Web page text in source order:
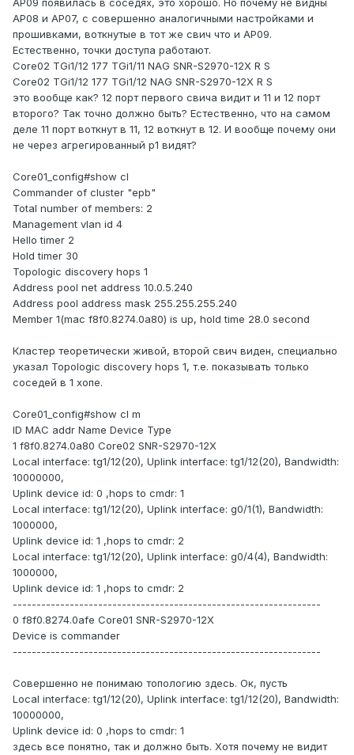
AP09 появилась в соседях, это хорошо. Но почему не видны
AP08 и AP07, с совершенно аналогичными настройками и
прошивками, воткнутые в тот же свич что и AP09.
Естественно, точки доступа работают.
Core02 TGi1/12 177 TGi1/11 NAG SNR-S2970-12X R S
Core02 TGi1/12 177 TGi1/12 NAG SNR-S2970-12X R S
это вообще как? 12 порт первого свича видит и 11 и 12 порт
второго? Так точно должно быть? Естественно, что на самом
деле 11 порт воткнут в 11, 12 воткнут в 12. И вообще почему они
не через агрегированный p1 видят?
Core01_config#show cl
Commander of cluster "epb"
Total number of members: 2
Management vlan id 4
Hello timer 2
Hold timer 30
Topologic discovery hops 1
Address pool net address 10.0.5.240
Address pool address mask 255.255.255.240
Member 1(mac f8f0.8274.0a80) is up, hold time 28.0 second
Кластер теоретически живой, второй свич виден, специально
указал Topologic discovery hops 1, т.е. показывать только
соседей в 1 хопе.
Core01_config#show cl m
ID MAC addr Name Device Type
1 f8f0.8274.0a80 Core02 SNR-S2970-12X
Local interface: tg1/12(20), Uplink interface: tg1/12(20), Bandwidth:
10000000,
Uplink device id: 0 ,hops to cmdr: 1
Local interface: tg1/12(20), Uplink interface: g0/1(1), Bandwidth:
1000000,
Uplink device id: 1 ,hops to cmdr: 2
Local interface: tg1/12(20), Uplink interface: g0/4(4), Bandwidth:
1000000,
Uplink device id: 1 ,hops to cmdr: 2
-----------------------------------------------------------------
0 f8f0.8274.0afe Core01 SNR-S2970-12X
Device is commander
-----------------------------------------------------------------
Совершенно не понимаю топологию здесь. Ок, пусть
Local interface: tg1/12(20), Uplink interface: tg1/12(20), Bandwidth:
10000000,
Uplink device id: 0 ,hops to cmdr: 1
здесь все понятно, так и должно быть. Хотя почему не видит